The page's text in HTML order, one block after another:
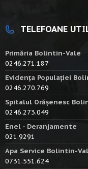
TELEFOANE
Primăria Bolintin-Vale
0246.271.187
Evidența Populației
0246.270.769
Spitalul Orășenesc
0246.273.049
Enel - Deranjamente
021.9291
Apa Service Bolintin-
0731.551.624